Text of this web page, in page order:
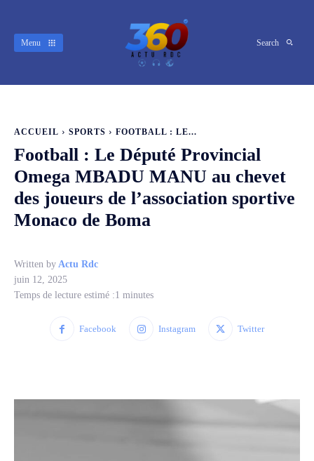
Menu Search
ACCUEIL SPORTS FOOTBALL : LE...
Football : Le Député Provincial
Omega MBADU MANU au chevet
des joueurs de l’association sportive
Monaco de Boma
Written by Actu Rdc
juin 12, 2025
Temps de lecture estimé :1 minutes
Facebook Instagram Twitter